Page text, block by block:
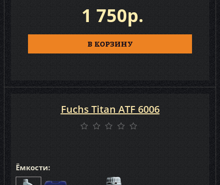
1 750р.
В КОРЗИНУ
Ёмкости:
Fuchs Titan ATF 6006